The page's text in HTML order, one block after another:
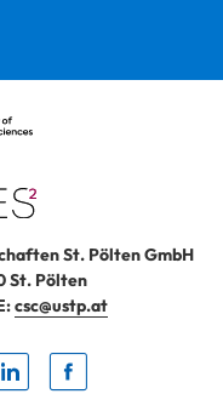
St. Pölten GmbH
St. Pölten
csc@ustp.at